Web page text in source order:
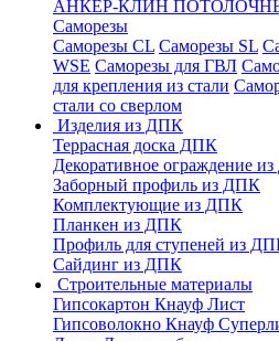
АНКЕР-КЛИН
Саморезы
Саморезы CL Саморезы SL
WSE Саморезы для ГВЛ
для крепления из стали
стали со сверлом
Изделия из ДПК
Террасная доска ДПК
Декоративное ограждение
Заборный профиль из ДПК
Комплектующие из ДПК
Планкен из ДПК
Профиль для ступеней из
Сайдинг из ДПК
Строительные материалы
Гипсокартон Кнауф Лист
Гипсоволокно Кнауф